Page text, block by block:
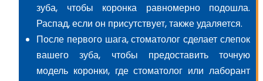
зуба, чтобы коронка равномерно подошла.
Распад, если он присутствует, также удаляется.
После первого шага, стоматолог сделает слепок
вашего зуба, чтобы предоставить точную
модель коронки, где стоматолог или лаборант